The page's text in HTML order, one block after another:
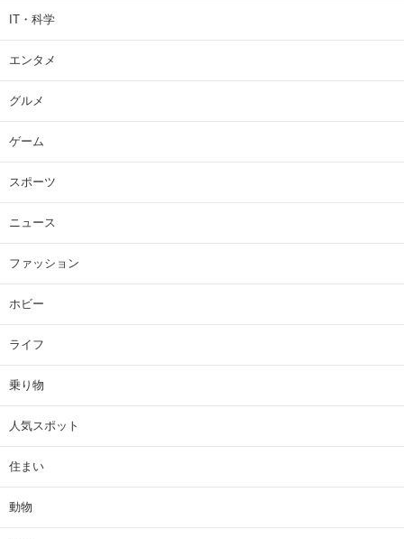
IT・科学
エンタメ
グルメ
ゲーム
スポーツ
ニュース
ファッション
ホビー
ライフ
乗り物
人気スポット
住まい
動物